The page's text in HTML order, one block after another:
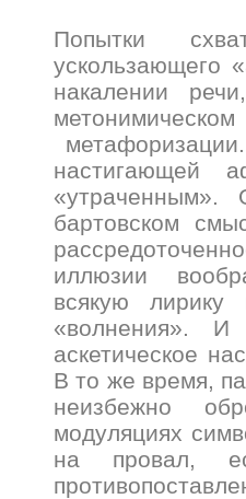
Попытки
ускользающего
накалении
настигающей
бартовском
иллюзии
всякую лирику
«волнения». И
аскетическое
В то же время,
неизбежно
модуляциях
на провал,